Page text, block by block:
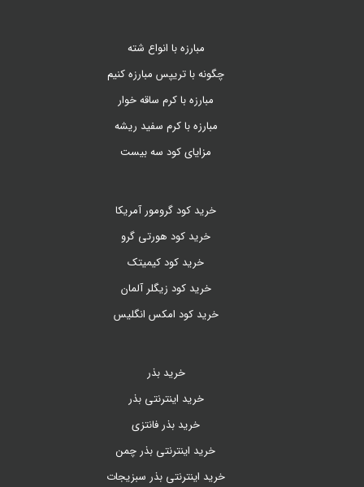
مبارزه با انواع شته
چگونه با تریپس مبارزه کنیم
مبارزه با کرم ساقه خوار
مبارزه با کرم سفید ریشه
مزایای کود سه بیست
خرید کود گرومور آمریکا
خرید کود هورتی گرو
خرید کود کیمیتک
خرید کود زیگلر آلمان
خرید کود امکس انگلیس
خرید بذر
خرید اینترنتی بذر
خرید بذر فانتزی
خرید اینترنتی بذر چمن
خرید اینترنتی بذر سبزیجات